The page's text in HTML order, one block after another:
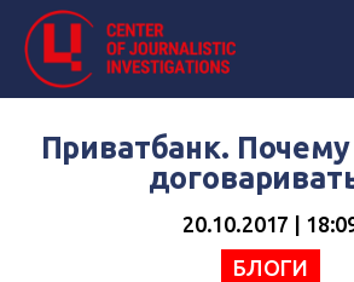
Приватбанк.
20.10.2017 |
БЛОГИ